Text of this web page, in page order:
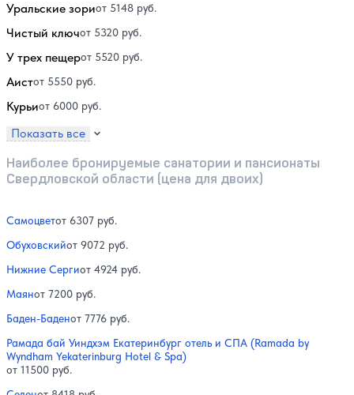
Уральские зориот 5148 руб.
Чистый ключот 5320 руб.
У трех пещерот 5520 руб.
Аистот 5550 руб.
Курьиот 6000 руб.
Показать все
Наиболее бронируемые санатории и пансионаты
Свердловской области (цена для двоих)
Самоцветот 6307 руб.
Обуховскийот 9072 руб.
Нижние Сергиот 4924 руб.
Маянот 7200 руб.
Баден-Баденот 7776 руб.
Рамада бай Уиндхэм Екатеринбург отель и СПА (Ramada by
Wyndham Yekaterinburg Hotel & Spa)
от 11500 руб.